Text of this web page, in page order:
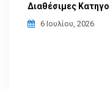
Διαθέσιμες
6 Ιουλίου, 2026